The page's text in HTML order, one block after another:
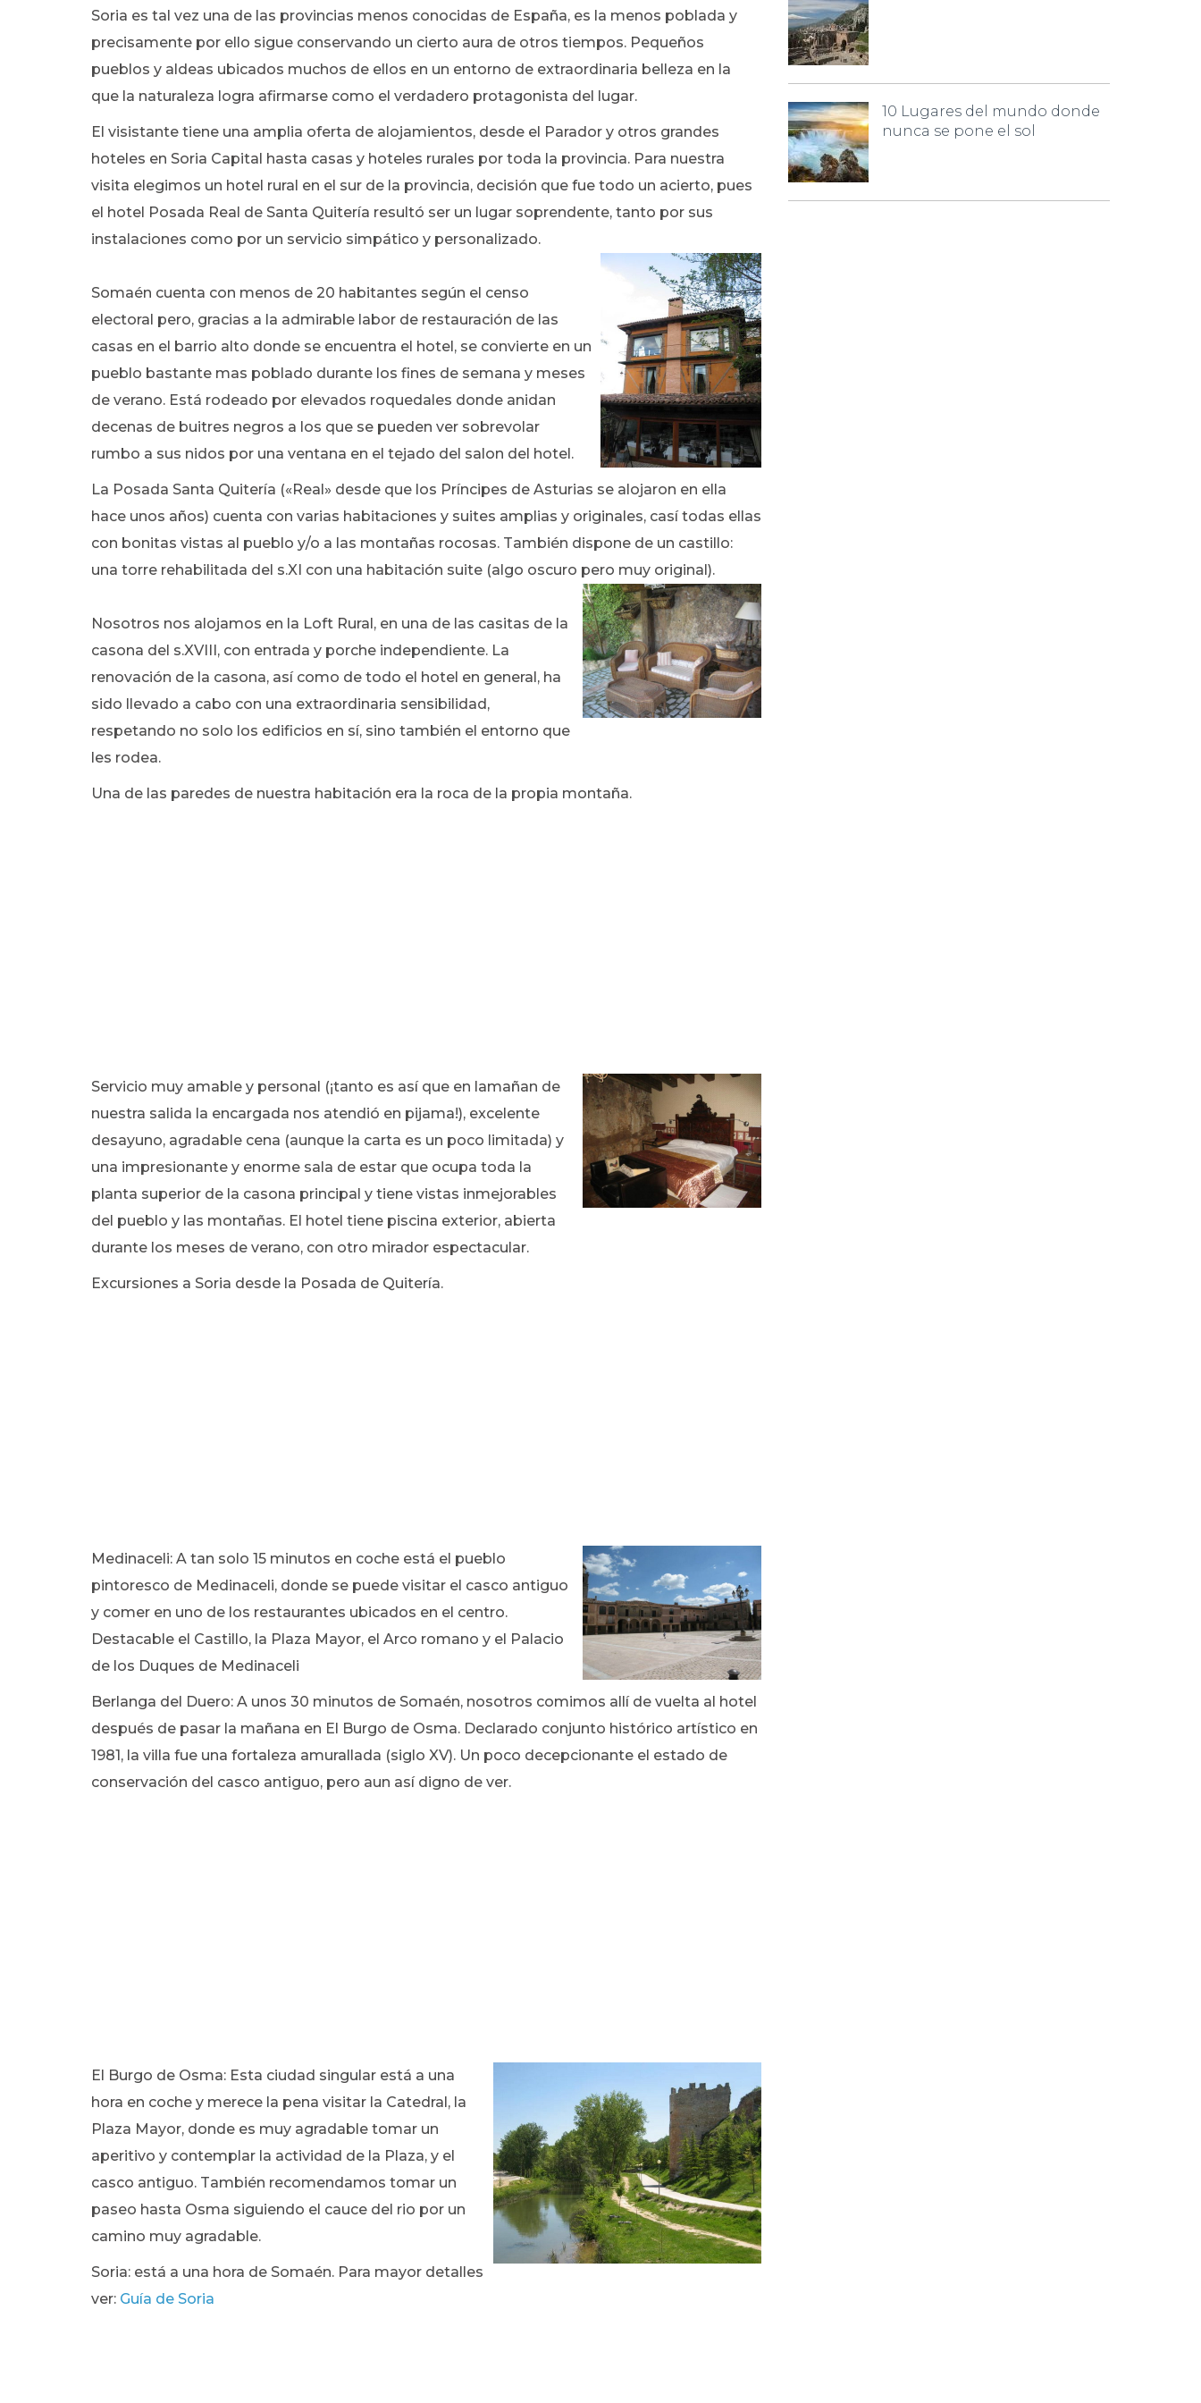
Soria es tal vez una de las provincias menos conocidas de España, es la menos poblada y
precisamente por ello sigue conservando un cierto aura de otros tiempos. Pequeños
pueblos y aldeas ubicados muchos de ellos en un entorno de extraordinaria belleza en la
que la naturaleza logra afirmarse como el verdadero protagonista del lugar.
El visistante tiene una amplia oferta de alojamientos, desde el Parador y otros grandes
hoteles en Soria Capital hasta casas y hoteles rurales por toda la provincia. Para nuestra
visita elegimos un hotel rural en el sur de la provincia, decisión que fue todo un acierto, pues
el hotel Posada Real de Santa Quitería resultó ser un lugar soprendente, tanto por sus
instalaciones como por un servicio simpático y personalizado.
Somaén cuenta con menos de 20 habitantes según el censo
electoral pero, gracias a la admirable labor de restauración de las
casas en el barrio alto donde se encuentra el hotel, se convierte en un
pueblo bastante mas poblado durante los fines de semana y meses
de verano. Está rodeado por elevados roquedales donde anidan
decenas de buitres negros a los que se pueden ver sobrevolar
rumbo a sus nidos por una ventana en el tejado del salon del hotel.
La Posada Santa Quitería («Real» desde que los Príncipes de Asturias se alojaron en ella
hace unos años) cuenta con varias habitaciones y suites amplias y originales, casí todas ellas
con bonitas vistas al pueblo y/o a las montañas rocosas. También dispone de un castillo:
una torre rehabilitada del s.XI con una habitación suite (algo oscuro pero muy original).
Nosotros nos alojamos en la Loft Rural, en una de las casitas de la
casona del s.XVIII, con entrada y porche independiente. La
renovación de la casona, así como de todo el hotel en general, ha
sido llevado a cabo con una extraordinaria sensibilidad,
respetando no solo los edificios en sí, sino también el entorno que
les rodea.
Una de las paredes de nuestra habitación era la roca de la propia montaña.
Servicio muy amable y personal (¡tanto es así que en lamañan de
nuestra salida la encargada nos atendió en pijama!), excelente
desayuno, agradable cena (aunque la carta es un poco limitada) y
una impresionante y enorme sala de estar que ocupa toda la
planta superior de la casona principal y tiene vistas inmejorables
del pueblo y las montañas. El hotel tiene piscina exterior, abierta
durante los meses de verano, con otro mirador espectacular.
Excursiones a Soria desde la Posada de Quitería.
Medinaceli: A tan solo 15 minutos en coche está el pueblo
pintoresco de Medinaceli, donde se puede visitar el casco antiguo
y comer en uno de los restaurantes ubicados en el centro.
Destacable el Castillo, la Plaza Mayor, el Arco romano y el Palacio
de los Duques de Medinaceli
Berlanga del Duero: A unos 30 minutos de Somaén, nosotros comimos allí de vuelta al hotel
después de pasar la mañana en El Burgo de Osma. Declarado conjunto histórico artístico en
1981, la villa fue una fortaleza amurallada (siglo XV). Un poco decepcionante el estado de
conservación del casco antiguo, pero aun así digno de ver.
El Burgo de Osma: Esta ciudad singular está a una
hora en coche y merece la pena visitar la Catedral, la
Plaza Mayor, donde es muy agradable tomar un
aperitivo y contemplar la actividad de la Plaza, y el
casco antiguo. También recomendamos tomar un
paseo hasta Osma siguiendo el cauce del rio por un
camino muy agradable.
Soria: está a una hora de Somaén. Para mayor detalles
ver: Guía de Soria
10 Lugares del mundo donde
nunca se pone el sol